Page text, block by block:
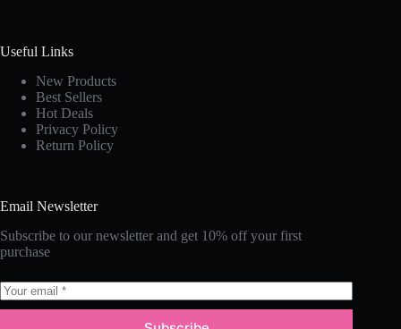
Useful Links
New Products
Best Sellers
Hot Deals
Privacy Policy
Return Policy
Email Newsletter
Subscribe to our newsletter and get 10% off your first
purchase